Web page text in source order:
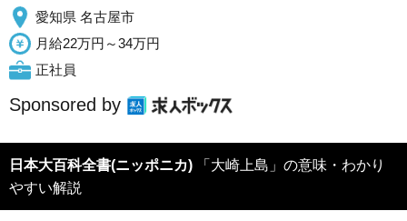
愛知県 名古屋市
月給22万円～34万円
正社員
Sponsored by
日本大百科全書(ニッポニカ)
やすい解説